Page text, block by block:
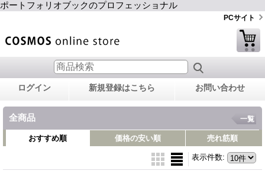
ポートフォリオブックのプロフェッショナル
PCサイト
ログイン 新規登録はこちら お問い合わせ
全商品 一覧
おすすめ順 価格の安い順 売れ筋順
表示件数: